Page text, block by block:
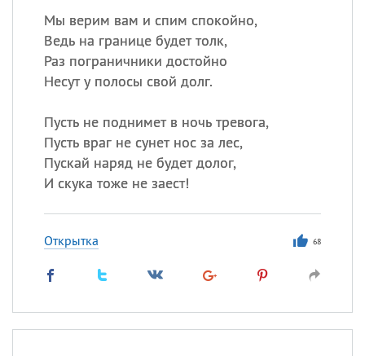
Мы верим вам и спим спокойно,
Ведь на границе будет толк,
Раз пограничники достойно
Несут у полосы свой долг.
Пусть не поднимет в ночь тревога,
Пусть враг не сунет нос за лес,
Пускай наряд не будет долог,
И скука тоже не заест!
Открытка 68